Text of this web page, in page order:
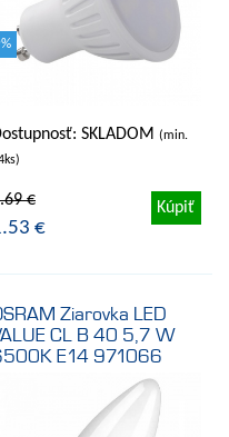
SKLADOM (min.
€
€
Kúpiť
Ziarovka LED
CL B 40 5,7 W
E14 971066